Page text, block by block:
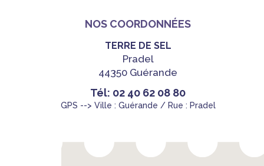
NOS COORDONNÉES
TERRE DE SEL
Pradel
44350 Guérande
Tél: 02 40 62 08 80
GPS --> Ville : Guérande / Rue : Pradel